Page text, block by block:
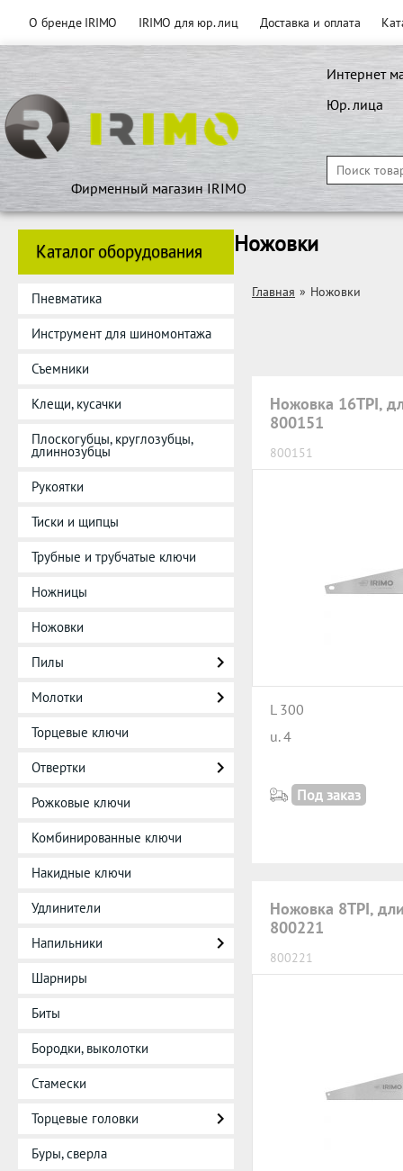
О бренде IRIMO IRIMO для юр. лиц Доставка и оплата
Фирменный магазин IRIMO
Интернет
Юр. лица
Каталог оборудования
Пневматика
Инструмент для шиномонтажа
Съемники
Клещи, кусачки
Плоскогубцы, круглозубцы,
длиннозубцы
Рукоятки
Тиски и щипцы
Трубные и трубчатые ключи
Ножницы
Ножовки
Пилы
Молотки
Торцевые ключи
Отвертки
Рожковые ключи
Комбинированные ключи
Накидные ключи
Удлинители
Напильники
Шарниры
Биты
Бородки, выколотки
Стамески
Торцевые головки
Буры, сверла
Ножовки
Главная » Ножовки
Ножовка 16TPI,
800151
800151
L 300
u. 4
Под заказ
Ножовка 8TPI,
800221
800221